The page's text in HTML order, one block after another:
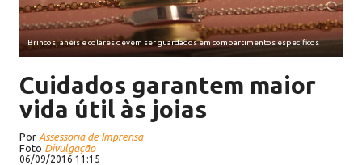
Brincos, anéis e colares devem ser guardados em compartimentos específicos
Cuidados garantem maior
vida útil às joias
Por Assessoria de Imprensa
Foto Divulgação
06/09/2016 11:15